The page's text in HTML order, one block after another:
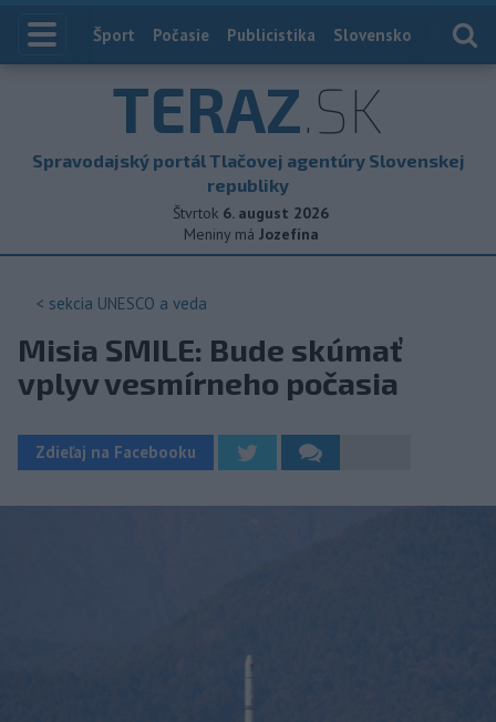
Index
Šport Počasie Publicistika Slovensko
TERAZ.SK
Spravodajský portál Tlačovej agentúry Slovenskej
republiky
Štvrtok 6. august 2026
Meniny má Jozefína
< sekcia UNESCO a veda
Misia SMILE: Bude skúmať
vplyv vesmírneho počasia
Zdieľaj na Facebooku